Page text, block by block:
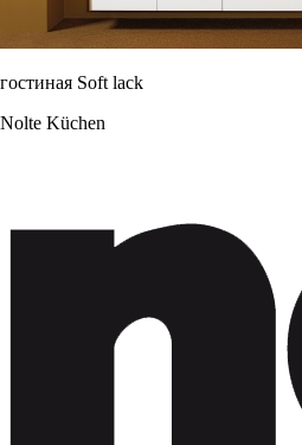
гостиная Soft lack
Nolte Küchen